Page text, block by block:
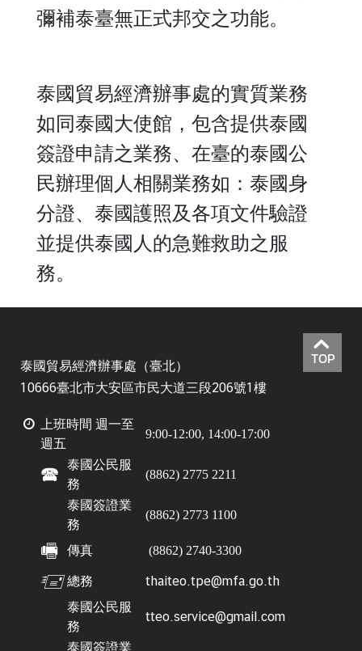
商
簽
證
泰
國
公
民
服
務
彌補泰臺無正式邦交之功能。
泰國貿易經濟辦事處的實質業務
如同泰國大使館，包含提供泰國
簽證申請之業務、在臺的泰國公
民辦理個人相關業務如：泰國身
分證、泰國護照及各項文件驗證
並提供泰國人的急難救助之服
務。
TOP
泰國貿易經濟辦事處（臺北）
10666臺北市大安區市民大道三段206號1樓
上班時間 週一至
週五
9:00-12:00, 14:00-17:00
🕿
泰國公民服
務
(8862) 2775 2211
泰國簽證業
務
(8862) 2773 1100
🖷 傳真 (8862) 2740-3300
🖅總務 thaiteo.tpe@mfa.go.th
泰國公民服
務
tteo.service@gmail.com
泰國簽證業